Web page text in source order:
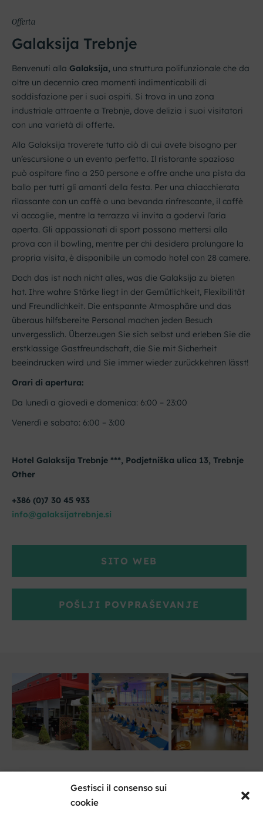
Gestisci il consenso sui
cookie
Offerta
Galaksija Trebnje
Benvenuti alla Galaksija, una struttura polifunzionale che da
oltre un decennio crea momenti indimenticabili di
soddisfazione per i suoi ospiti. Si trova in una zona
industriale attraente a Trebnje, dove delizia i suoi visitatori
con una varietà di offerte.
Alla Galaksija troverete tutto ciò di cui avete bisogno per
un’escursione o un evento perfetto. Il ristorante spazioso
può ospitare fino a 250 persone e offre anche una pista da
ballo per tutti gli amanti della festa. Per una chiacchierata
rilassante con un caffè o una bevanda rinfrescante, il caffè
vi accoglie, mentre la terrazza vi invita a godervi l’aria
aperta. Gli appassionati di sport possono mettersi alla
prova con il bowling, mentre per chi desidera prolungare la
propria visita, è disponibile un comodo hotel con 28 camere.
Doch das ist noch nicht alles, was die Galaksija zu bieten
hat. Ihre wahre Stärke liegt in der Gemütlichkeit, Flexibilität
und Freundlichkeit. Die entspannte Atmosphäre und das
überaus hilfsbereite Personal machen jeden Besuch
unvergesslich. Überzeugen Sie sich selbst und erleben Sie die
erstklassige Gastfreundschaft, die Sie mit Sicherheit
beeindrucken wird und Sie immer wieder zurückkehren lässt!
Orari di apertura:
Da lunedì a giovedì e domenica: 6:00 – 23:00
Venerdì e sabato: 6:00 – 3:00
Hotel Galaksija Trebnje ***, Podjetniška ulica 13, Trebnje
Other
+386 (0)7 30 45 933
info@galaksijatrebnje.si
SITO WEB
POŠLJI POVPRAŠEVANJE